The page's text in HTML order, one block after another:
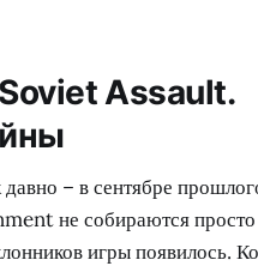
Assault.
– в сентябре
не собираются просто
игры появилось.